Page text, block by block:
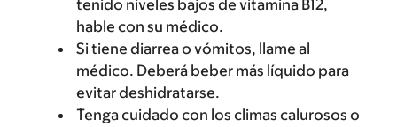
tenido niveles bajos de vitamina B12,
hable con su médico.
Si tiene diarrea o vómitos, llame al
médico. Deberá beber más líquido para
evitar deshidratarse.
Tenga cuidado con los climas calurosos o